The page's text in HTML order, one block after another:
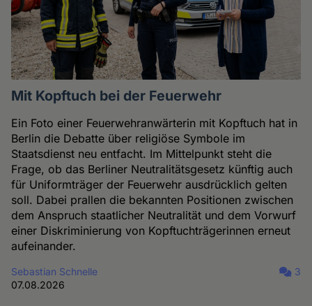
Mit Kopftuch bei der Feuerwehr
Ein Foto einer Feuerwehranwärterin mit Kopftuch hat in
Berlin die Debatte über religiöse Symbole im
Staatsdienst neu entfacht. Im Mittelpunkt steht die
Frage, ob das Berliner Neutralitätsgesetz künftig auch
für Uniformträger der Feuerwehr ausdrücklich gelten
soll. Dabei prallen die bekannten Positionen zwischen
dem Anspruch staatlicher Neutralität und dem Vorwurf
einer Diskriminierung von Kopftuchträgerinnen erneut
aufeinander.
Sebastian Schnelle
07.08.2026
3